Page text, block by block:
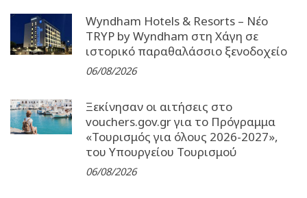
Wyndham Hotels & Resorts – Νέο
TRYP by Wyndham στη Χάγη σε
ιστορικό παραθαλάσσιο ξενοδοχείο
06/08/2026
Ξεκίνησαν οι αιτήσεις στο
vouchers.gov.gr για το Πρόγραμμα
«Τουρισμός για όλους 2026-2027»,
του Υπουργείου Τουρισμού
06/08/2026